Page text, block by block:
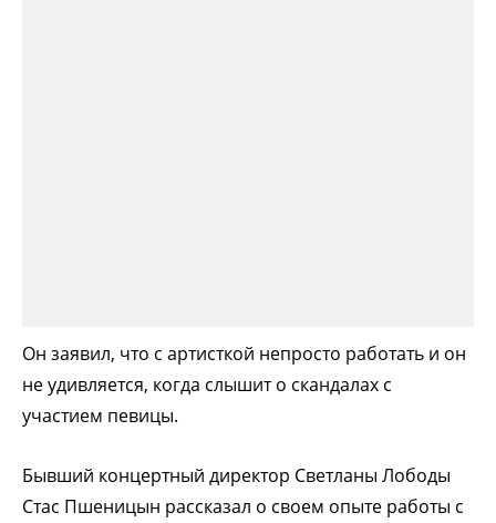
Он заявил, что с артисткой непросто работать и он
не удивляется, когда слышит о скандалах с
участием певицы.
Бывший концертный директор Светланы Лободы
Стас Пшеницын рассказал о своем опыте работы с